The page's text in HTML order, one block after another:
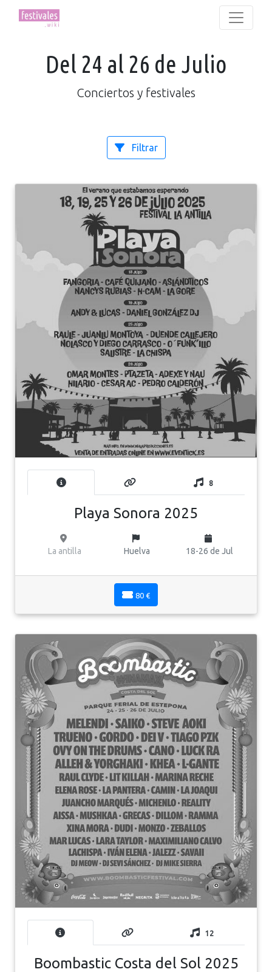
Del 24 al 26 de Julio
Conciertos y festivales
Filtrar
8
Playa Sonora 2025
La antilla Huelva 18-26 de Jul
80 €
12
Boombastic Costa del Sol 2025